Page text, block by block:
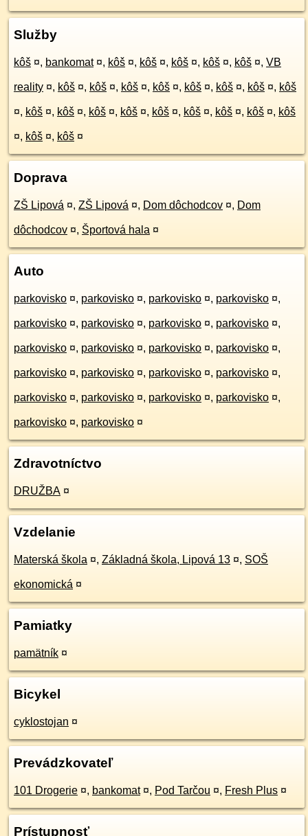
Služby
kôš ¤, bankomat ¤, kôš ¤, kôš ¤, kôš ¤, kôš ¤, kôš ¤, VB
reality ¤, kôš ¤, kôš ¤, kôš ¤, kôš ¤, kôš ¤, kôš ¤, kôš ¤, kôš
¤, kôš ¤, kôš ¤, kôš ¤, kôš ¤, kôš ¤, kôš ¤, kôš ¤, kôš ¤, kôš
¤, kôš ¤, kôš ¤
Doprava
ZŠ Lipová ¤, ZŠ Lipová ¤, Dom dôchodcov ¤, Dom
dôchodcov ¤, Športová hala ¤
Auto
parkovisko ¤, parkovisko ¤, parkovisko ¤, parkovisko ¤,
parkovisko ¤, parkovisko ¤, parkovisko ¤, parkovisko ¤,
parkovisko ¤, parkovisko ¤, parkovisko ¤, parkovisko ¤,
parkovisko ¤, parkovisko ¤, parkovisko ¤, parkovisko ¤,
parkovisko ¤, parkovisko ¤, parkovisko ¤, parkovisko ¤,
parkovisko ¤, parkovisko ¤
Zdravotníctvo
DRUŽBA ¤
Vzdelanie
Materská škola ¤, Základná škola, Lipová 13 ¤, SOŠ
ekonomická ¤
Pamiatky
pamätník ¤
Bicykel
cyklostojan ¤
Prevádzkovateľ
101 Drogerie ¤, bankomat ¤, Pod Tarčou ¤, Fresh Plus ¤
Prístupnosť